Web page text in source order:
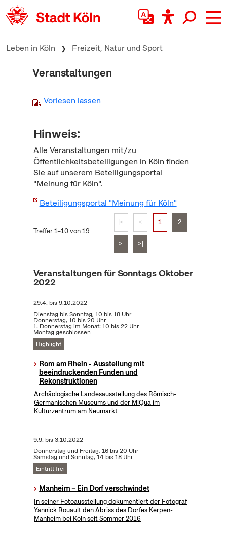
zum Inhalt springen
Leben in Köln Freizeit, Natur und Sport
Veranstaltungen
Vorlesen lassen
Hinweis:
Alle Veranstaltungen mit/zu
Öffentlichkeitsbeteiligungen in Köln finden
Sie auf unserem Beteiligungsportal
"Meinung für Köln".
Beteiligungsportal "Meinung für Köln"
Treffer 1–10 von 19
|< < 1 2
> >|
Veranstaltungen für Sonntags Oktober
2022
29.4. bis9.10.2022
Dienstag bis Sonntag, 10 bis 18 Uhr
Donnerstag, 10 bis 20 Uhr
1. Donnerstag im Monat: 10 bis 22 Uhr
Montag geschlossen
Highlight
Rom am Rhein - Ausstellung mit
beeindruckenden Funden und
Rekonstruktionen
Archäologische Landesausstellung des Römisch-
Germanischen Museums und der MiQua im
Kulturzentrum am Neumarkt
9.9. bis3.10.2022
Donnerstag und Freitag, 16 bis 20 Uhr
Samstag und Sonntag, 14 bis 18 Uhr
Eintritt frei
Manheim – Ein Dorf verschwindet
In seiner Fotoausstellung dokumentiert der Fotograf
Yannick Rouault den Abriss des Dorfes Kerpen-
Manheim bei Köln seit Sommer 2016